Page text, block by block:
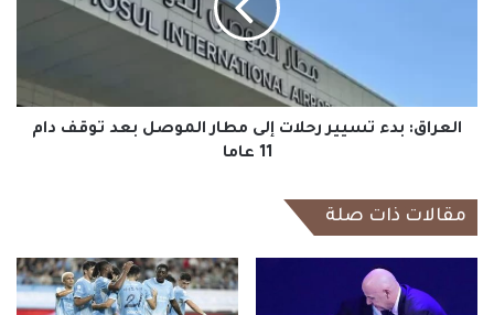
توقف
العراق: بدء تسيير رحلات إلى مطار الموصل بعد توقف دام
11 عاما
مقالات ذات صلة